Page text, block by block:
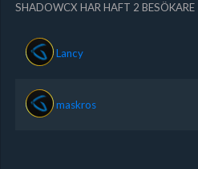
SHADOWCX HAR HAFT 2 BESÖKARE
Lancy
maskros